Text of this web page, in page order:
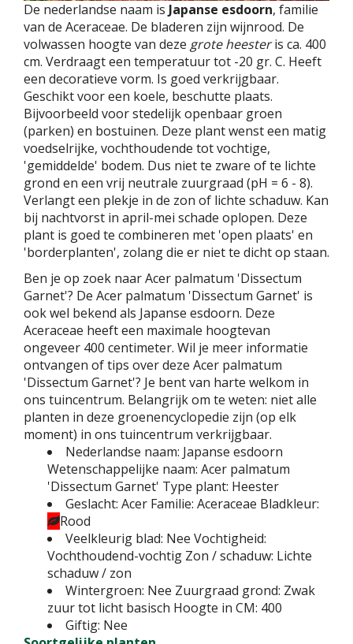
De nederlandse naam is Japanse esdoorn, familie
van de Aceraceae. De bladeren zijn wijnrood. De
volwassen hoogte van deze grote heesteris ca. 400
cm. Verdraagt een temperatuur tot -20 gr. C. Heeft
een decoratieve vorm. Is goed verkrijgbaar.
Geschikt voor een koele, beschutte plaats.
Bijvoorbeeld voor stedelijk openbaar groen
(parken) en bostuinen. Deze plant wenst een matig
voedselrijke, vochthoudende tot vochtige,
'gemiddelde' bodem. Dus niet te zware of te lichte
grond en een vrij neutrale zuurgraad (pH = 6 - 8).
Verlangt een plekje in de zon of lichte schaduw. Kan
bij nachtvorst in april-mei schade oplopen. Deze
plant is goed te combineren met 'open plaats' en
'borderplanten', zolang die er niet te dicht op staan.
Ben je op zoek naar Acer palmatum 'Dissectum
Garnet'? De Acer palmatum 'Dissectum Garnet' is
ook wel bekend als Japanse esdoorn. Deze
Aceraceae heeft een maximale hoogtevan
ongeveer 400 centimeter. Wil je meer informatie
ontvangen of tips over deze Acer palmatum
'Dissectum Garnet'? Je bent van harte welkom in
ons tuincentrum. Belangrijk om te weten: niet alle
planten in deze groenencyclopedie zijn (op elk
moment) in ons tuincentrum verkrijgbaar.
Nederlandse naam: Japanse esdoorn
Wetenschappelijke naam: Acer palmatum
'Dissectum Garnet' Type plant: Heester
Geslacht: Acer Familie: Aceraceae Bladkleur:
Rood
Veelkleurig blad: Nee Vochtigheid:
Vochthoudend-vochtig Zon / schaduw: Lichte
schaduw / zon
Wintergroen: Nee Zuurgraad grond: Zwak
zuur tot licht basisch Hoogte in CM: 400
Giftig: Nee